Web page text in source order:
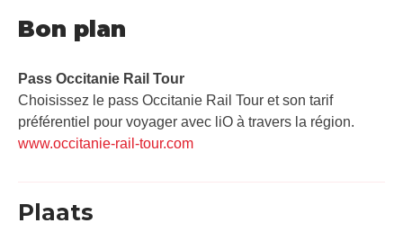
Bon plan
Pass Occitanie Rail Tour​
Choisissez le pass Occitanie Rail Tour et son tarif
préférentiel pour voyager avec liO à travers la région.
www.occitanie-rail-tour.com
Plaats